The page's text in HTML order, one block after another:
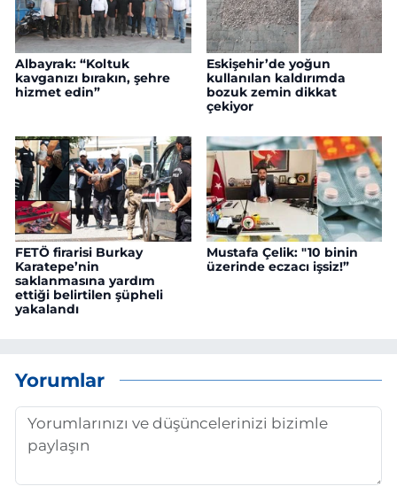
Albayrak: “Koltuk
kavganızı bırakın, şehre
hizmet edin”
Eskişehir’de yoğun
kullanılan kaldırımda
bozuk zemin dikkat
çekiyor
FETÖ firarisi Burkay
Karatepe’nin
saklanmasına yardım
ettiği belirtilen şüpheli
yakalandı
Mustafa Çelik: "10 binin
üzerinde eczacı işsiz!”
Yorumlar